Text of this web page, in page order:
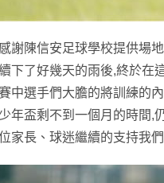
謝陳信安足球學校提供場
下了好幾天的雨後,終於在
中選手們大膽的將訓練的
年盃剩不到一個月的時間,
家長、球迷繼續的支持我們